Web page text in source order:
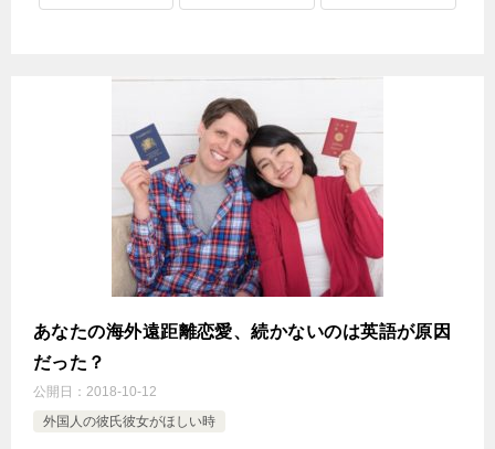
あなたの海外遠距離恋愛、続かないのは英語が原因
だった？
公開日： 2018-10-12
外国人の彼氏彼女がほしい時